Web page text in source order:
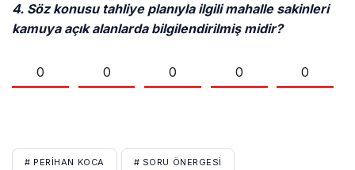
4. Söz konusu tahliye planıyla ilgili mahalle sakinleri
kamuya açık alanlarda bilgilendirilmiş midir?
0 0 0 0 0
# PERIHAN KOCA # SORU ÖNERGESI